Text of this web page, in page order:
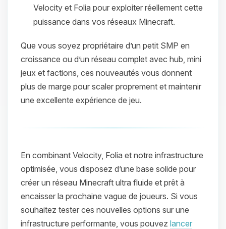
Velocity et Folia pour exploiter réellement cette
puissance dans vos réseaux Minecraft.
Que vous soyez propriétaire d’un petit SMP en
croissance ou d’un réseau complet avec hub, mini
jeux et factions, ces nouveautés vous donnent
plus de marge pour scaler proprement et maintenir
une excellente expérience de jeu.
En combinant Velocity, Folia et notre infrastructure
optimisée, vous disposez d’une base solide pour
créer un réseau Minecraft ultra fluide et prêt à
encaisser la prochaine vague de joueurs. Si vous
souhaitez tester ces nouvelles options sur une
infrastructure performante, vous pouvez lancer